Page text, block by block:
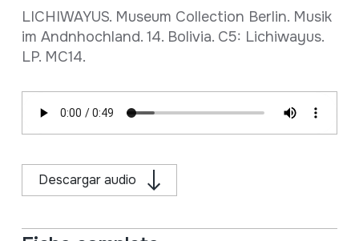
LICHIWAYUS. Museum Collection Berlin. Musik
im Andnhochland. 14. Bolivia. C5: Lichiwayus.
LP. MC14.
Descargar audio